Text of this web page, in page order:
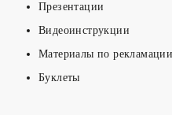
Презентации
Видеоинструкции
Материалы по рекламации
Буклеты